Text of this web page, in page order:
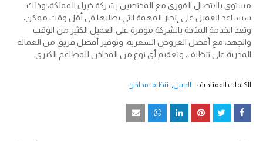
مستوى بالاتصال الفوري مع المختصين بشركة خبراء المملكة، وذلك
سيساعد العميل على إنجاز المهمة التي يطلبها في أقل وقت ممكن،
وتعد الخدمة المتاحة بالشركة موفرة على العميل الكثير من الوقت
والجهد، مع أفضل العروض السعرية، وتوفير أفضل فريق من العمالة
المدربة على تنظيف، وتعقيم أي نوع من المداخن للمطاعم الكبرى.
الكلمات المفتاحية : الجبيل تنظيف مداخن